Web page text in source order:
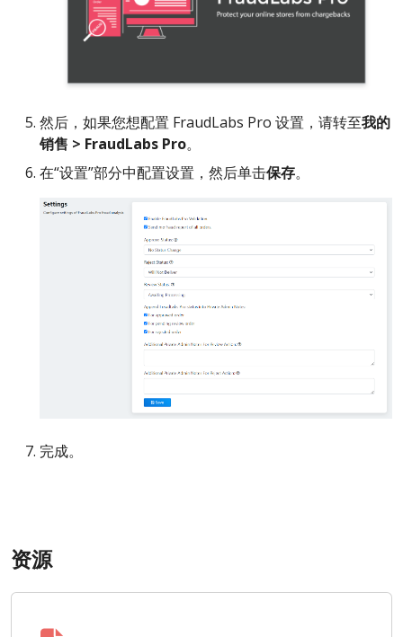
然后，如果您想配置 FraudLabs Pro 设置，请转至我的
销售 > FraudLabs Pro。
在“设置”部分中配置设置，然后单击保存。
完成。
资源